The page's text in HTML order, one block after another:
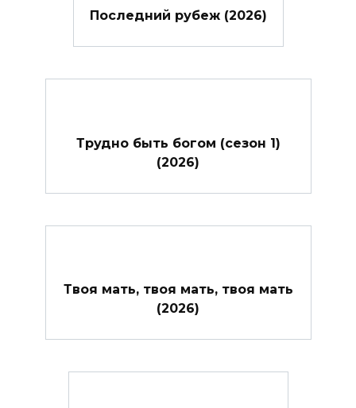
Последний рубеж (2026)
Трудно быть богом (сезон 1)
(2026)
Твоя мать, твоя мать, твоя мать
(2026)